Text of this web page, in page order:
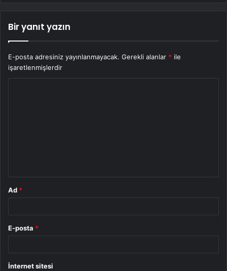
Bir yanıt yazın
E-posta adresiniz yayınlanmayacak. Gerekli alanlar * ile
işaretlenmişlerdir
Ad *
E-posta *
İnternet sitesi